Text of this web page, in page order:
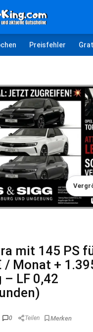
Preisfehler
mit 145 PS
/ Monat +
LF 0,42
0 Teilen